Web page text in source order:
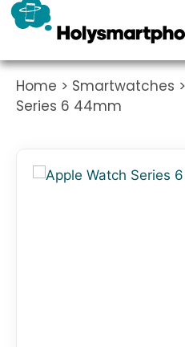
Home > Smartwatches >
Series 6 44mm